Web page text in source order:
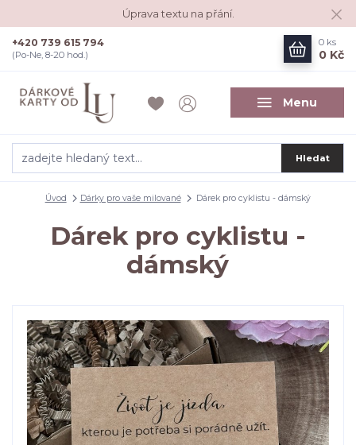
Úprava textu na přání.
Menu
Hledat
+420 739 615 794
(Po-Ne, 8-20 hod.)
0 ks
0 Kč
Úvod Dárky pro vaše milované Dárek pro cyklistu - dámský
Dárek pro cyklistu -
dámský